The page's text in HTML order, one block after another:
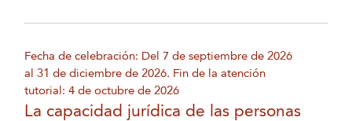
Fecha de celebración: Del 7 de septiembre de 2026
al 31 de diciembre de 2026. Fin de la atención
tutorial: 4 de octubre de 2026
La capacidad jurídica de las personas